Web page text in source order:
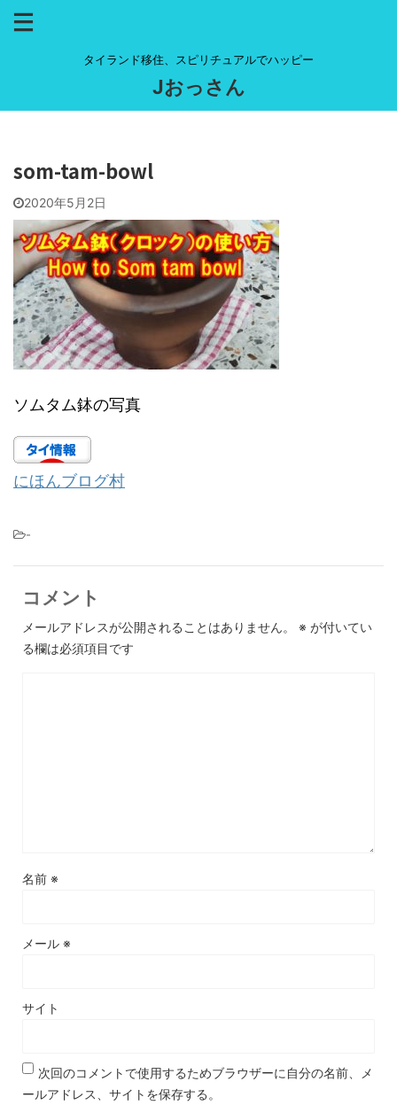
タイランド移住、スピリチュアルでハッピー
Jおっさん
som-tam-bowl
2020年5月2日
ソムタム鉢の写真
にほんブログ村
-
コメント
メールアドレスが公開されることはありません。 ※ が付いてい
る欄は必須項目です
名前 ※
メール ※
サイト
次回のコメントで使用するためブラウザーに自分の名前、メ
ールアドレス、サイトを保存する。